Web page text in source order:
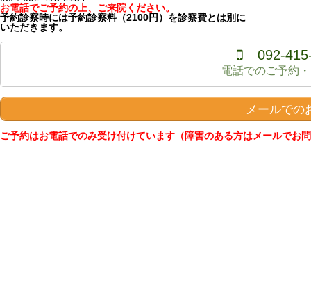
お電話でご予約の上、ご来院ください。
予約診察時には予約診察料（2100円）を診察費とは別に
いただきます。
092-
電話でのご予約
メールでの
ご予約はお電話でのみ受け付けています（障害のある方はメールでお